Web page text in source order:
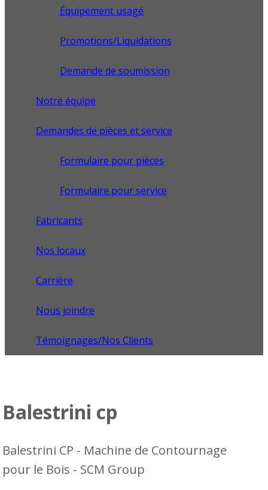
Équipement usagé
Promotions/Liquidations
Demande de soumission
Notre équipe
Demandes de pièces et service
Formulaire pour pièces
Formulaire pour service
Fabricants
Nos locaux
Carrière
Nous joindre
Témoignages/Nos Clients
Balestrini cp
Balestrini CP - Machine de Contournage
pour le Bois - SCM Group